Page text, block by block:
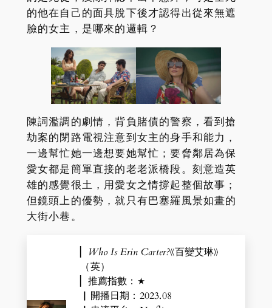
的他在自己的面具脫下後才認得出從來無遮
臉的女主，是哪來的邏輯？
陳詞濫調的劇情，背負賭債的警察，看到搶
劫案的閉路電視注意到女主的身手和能力，
一邊幫忙她一邊想要她幫忙；要脅鄰居為保
愛女都是簡單直接的老老派橋段。刻意造英
雄的感覺很土，用愛女之情撐起整個故事；
但鏡頭上的優勢，就只有巴塞羅風景如畫的
大街小巷。
Who Is Erin Carter?《百變艾琳》
（英）
▏推薦指數：★
▏開播日期：2023.08